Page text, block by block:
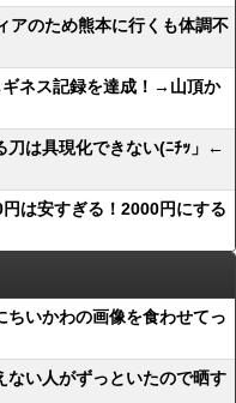
アのため熊本に行くも体調不
ネス記録を達成！→山頂か
刀は具現化できない(ﾆﾁｯ」←
は安すぎる！2000円にする
ちいかわの画像を食わせてっ
ない人がずっといたので晒す